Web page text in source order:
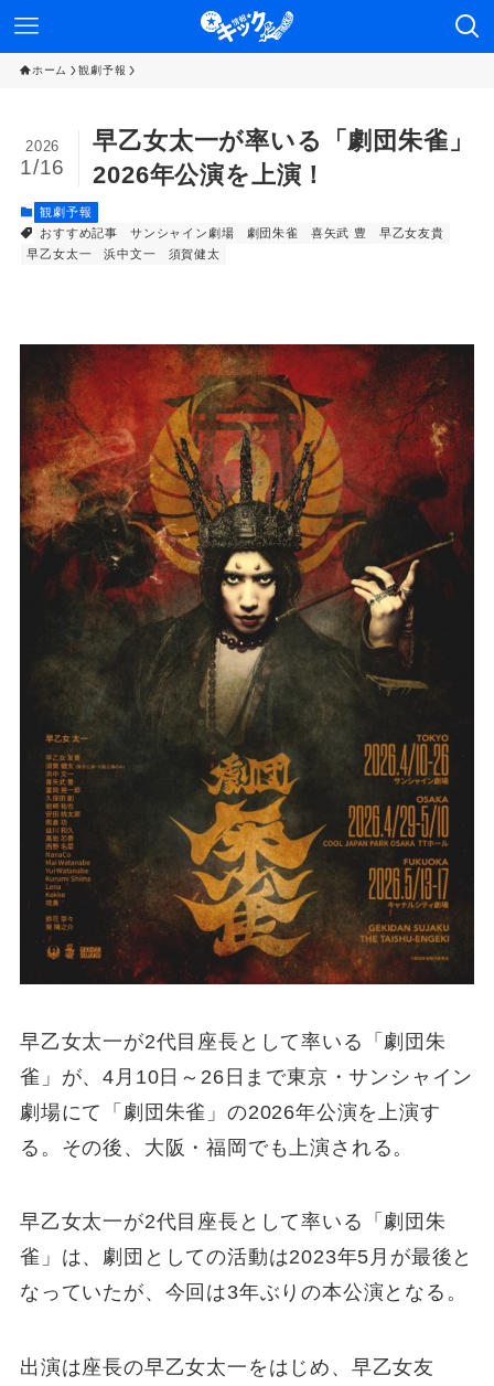
ホーム 観劇予報
早乙女太一が率いる「劇団朱雀」
2026年公演を上演！
2026
1/16
観劇予報
おすすめ記事
サンシャイン劇場 劇団朱雀 喜矢武 豊
早乙女友貴
早乙女太一
浜中文一 須賀健太
早乙女太一が2代目座長として率いる「劇団朱
雀」が、4月10日～26日まで東京・サンシャイン
劇場にて「劇団朱雀」の2026年公演を上演す
る。その後、大阪・福岡でも上演される。
早乙女太一が2代目座長として率いる「劇団朱
雀」は、劇団としての活動は2023年5月が最後と
なっていたが、今回は3年ぶりの本公演となる。
出演は座長の早乙女太一をはじめ、早乙女友